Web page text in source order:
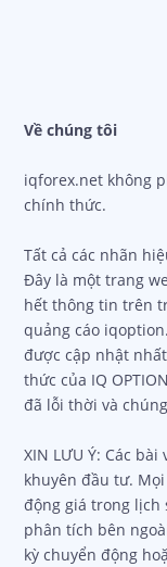
Về chúng tôi
iqforex.net không
chính thức.
Tất cả các nhãn
Đây là một trang
hết thông tin trên
quảng cáo
được cập nhật
thức của IQ
đã lỗi thời và
XIN LƯU Ý: Các
khuyên đầu tư.
động giá trong
phân tích bên
kỳ chuyển động